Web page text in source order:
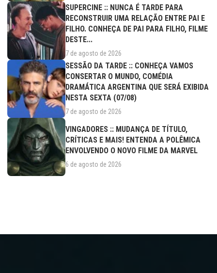
SUPERCINE :: NUNCA É TARDE PARA
RECONSTRUIR UMA RELAÇÃO ENTRE PAI E
FILHO. CONHEÇA DE PAI PARA FILHO, FILME
DESTE...
7 de agosto de 2026
SESSÃO DA TARDE :: CONHEÇA VAMOS
CONSERTAR O MUNDO, COMÉDIA
DRAMÁTICA ARGENTINA QUE SERÁ EXIBIDA
NESTA SEXTA (07/08)
7 de agosto de 2026
VINGADORES :: MUDANÇA DE TÍTULO,
CRÍTICAS E MAIS! ENTENDA A POLÊMICA
ENVOLVENDO O NOVO FILME DA MARVEL
6 de agosto de 2026